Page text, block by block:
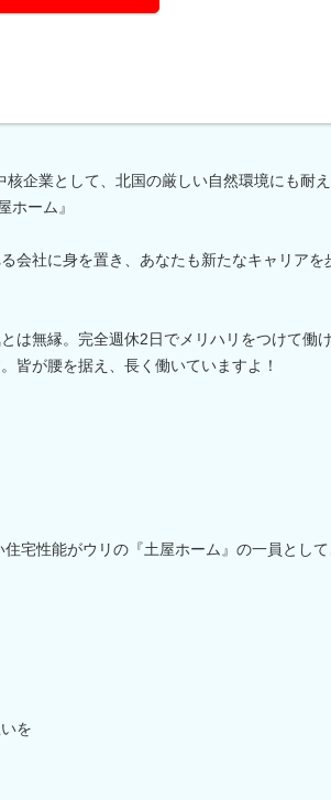
企業として、北国の厳しい自然環境にも耐
ホーム』
会社に身を置き、あなたも新たなキャリアを
は無縁。完全週休2日でメリハリをつけて働
皆が腰を据え、長く働いていますよ！
宅性能がウリの『土屋ホーム』の一員とし
を